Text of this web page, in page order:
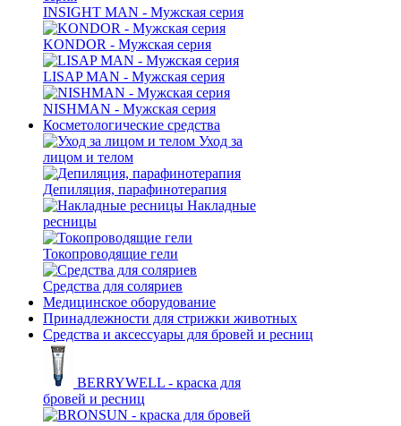
INSIGHT MAN - Мужская серия
KONDOR - Мужская серия
LISAP MAN - Мужская серия
NISHMAN - Мужская серия
Косметологические средства
Уход за
лицом и телом
Депиляция, парафинотерапия
Накладные
ресницы
Токопроводящие гели
Средства для соляриев
Медицинское оборудование
Принадлежности для стрижки животных
Средства и аксессуары для бровей и ресниц
BERRYWELL - краска для
бровей и ресниц